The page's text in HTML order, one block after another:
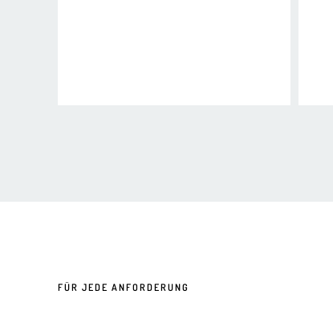
FÜR JEDE ANFORDERUNG